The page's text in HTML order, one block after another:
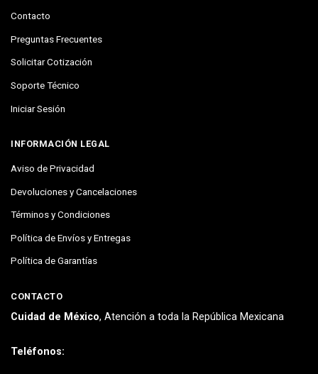
Contacto
Preguntas Frecuentes
Solicitar Cotización
Soporte Técnico
Iniciar Sesión
INFORMACIÓN LEGAL
Aviso de Privacidad
Devoluciones y Cancelaciones
Términos y Condiciones
Política de Envíos y Entregas
Política de Garantías
CONTACTO
Cuidad de México, Atención a toda la República Mexicana
Teléfonos: